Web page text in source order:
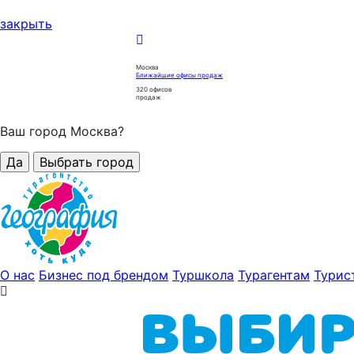
закрыть
Москва
Ближайшие офисы продаж
320 офисов
продаж
Ваш город Москва?
Да
Выбрать город
О нас Бизнес под брендом Туршкола Турагентам